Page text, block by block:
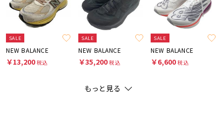
SALE
NEW BALANCE
￥13,200税込
SALE
NEW BALANCE
￥35,200税込
SALE
NEW BALANCE
￥6,600税込
もっと見る